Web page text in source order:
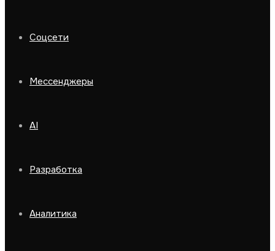
Соцсети
Мессенджеры
AI
Разработка
Аналитика